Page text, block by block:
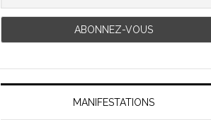
MANIFESTATIONS